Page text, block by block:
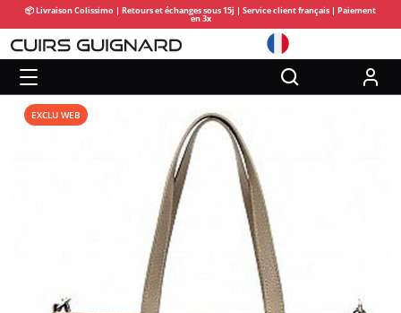
📦 Livraison Colissimo | Retours et échanges sous 15j | Service client français | Paiement
en 3x
EXCLU WEB